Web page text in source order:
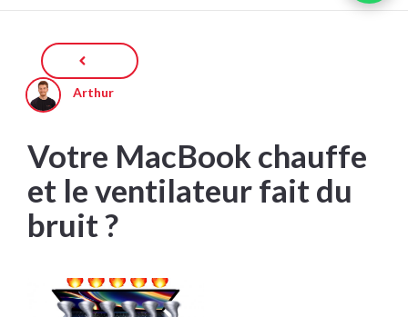
Arthur
Votre MacBook chauffe
et le ventilateur fait du
bruit ?